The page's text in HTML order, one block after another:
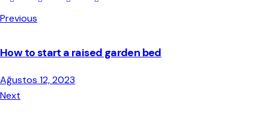
Previous
How to start a raised garden bed
Ağustos 12, 2023
Next